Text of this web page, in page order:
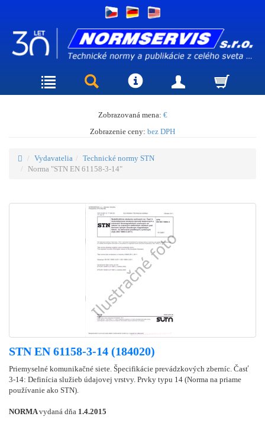
Zobrazovaná mena: €
Zobrazenie ceny: bez DPH
Vydavatelia
Technické normy STN
Norma "STN EN 61158-3-14"
STN EN 61158-3-14 (184020)
Priemyselné komunikačné siete. Špecifikácie prevádzkových zberníc. Časť
3-14: Definícia služieb údajovej vrstvy. Prvky typu 14 (Norma na priame
používanie ako STN).
NORMAvydaná dňa 1.4.2015